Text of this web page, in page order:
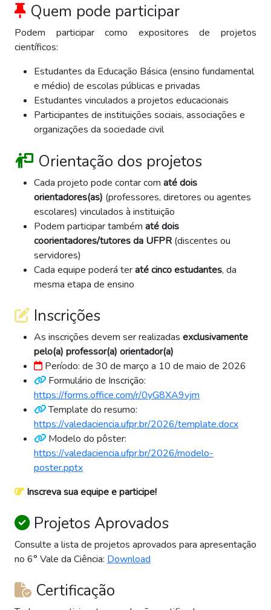
Quem pode participar
Podem participar como expositores de projetos
científicos:
Estudantes da Educação Básica (ensino fundamental
e médio) de escolas públicas e privadas
Estudantes vinculados a projetos educacionais
Participantes de instituições sociais, associações e
organizações da sociedade civil
Orientação dos projetos
Cada projeto pode contar com até dois
orientadores(as) (professores, diretores ou agentes
escolares) vinculados à instituição
Podem participar também até dois
coorientadores/tutores da UFPR (discentes ou
servidores)
Cada equipe poderá teraté cinco estudantes, da
mesma etapa de ensino
Inscrições
As inscrições devem ser realizadas exclusivamente
pelo(a) professor(a) orientador(a)
Período: de 30 de março a 10 de maio de 2026
Formulário de Inscrição:
https://forms.office.com/r/0yG8XA9vjm
Template do resumo:
https://valedaciencia.ufpr.br/2026/template.docx
Modelo do pôster:
https://valedaciencia.ufpr.br/2026/modelo-
poster.pptx
Inscreva sua equipe e participe!
Projetos Aprovados
Consulte a lista de projetos aprovados para apresentação
no 6° Vale da Ciência: Download
Certificação